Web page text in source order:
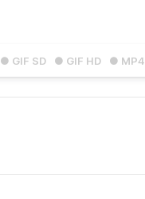
● GIF SD ● GIF HD ● MP4